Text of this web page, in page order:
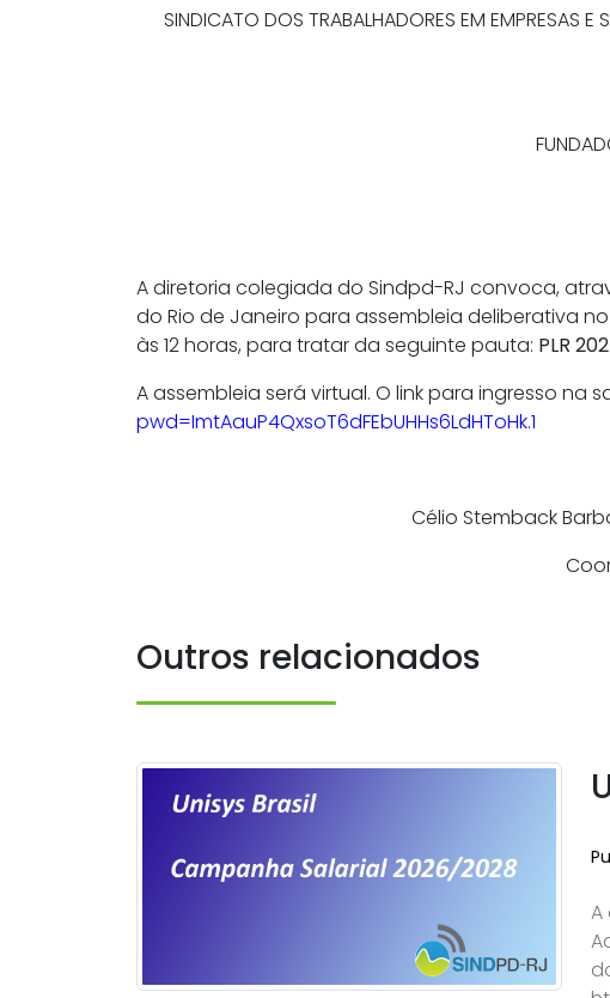
SINDICATO DOS TRABALHADORES EM EMPRESAS E
A diretoria colegiada do Sindpd-RJ convoca,
do Rio de Janeiro para assembleia deliberativa
às 12 horas, para tratar da seguinte pauta: PLR
A assembleia será virtual. O link para ingresso na
pwd=ImtAauP4QxsoT6dFEbUHHs6LdHToHk.1
Célio Stemback
Outros relacionados
A